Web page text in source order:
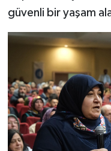
güvenli bir yaşam